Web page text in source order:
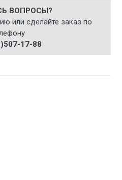
ВОПРОСЫ?
или сделайте заказ по
17-88